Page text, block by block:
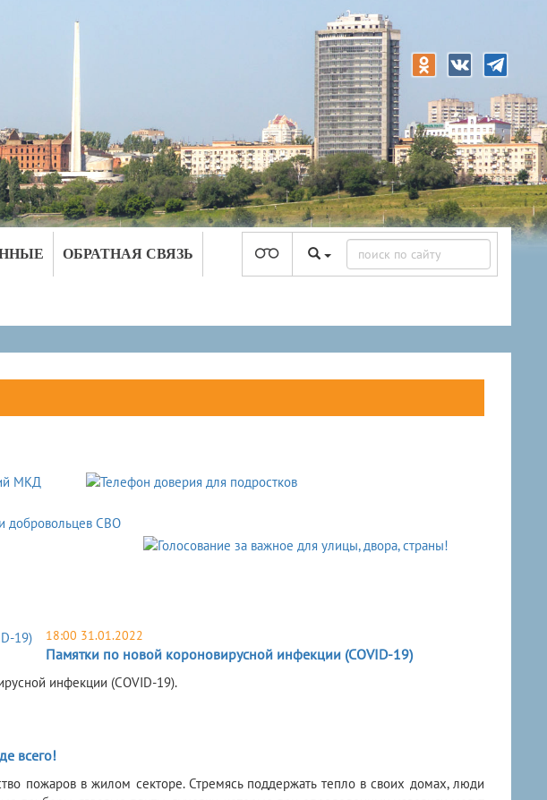
ОБРАТНАЯ СВЯЗЬ
18:00 31.01.2022
Памятки по новой короновирусной инфекции (COVID-19)
инфекции (COVID-19).
всего!
пожаров в жилом секторе. Стремясь поддержать тепло в своих домах, люди